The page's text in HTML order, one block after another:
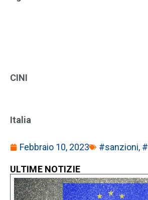
CINI
Italia
Febbraio 10, 2023 #sanzioni,
ULTIME NOTIZIE